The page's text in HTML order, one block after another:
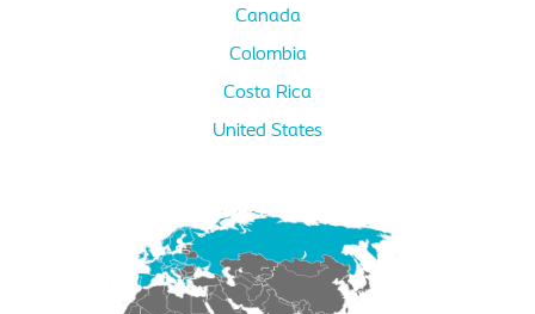
Canada
Colombia
Costa Rica
United States